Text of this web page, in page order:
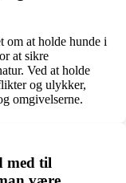
om at holde hunde i
at sikre
Ved at holde
og ulykker,
omgivelserne.
med til